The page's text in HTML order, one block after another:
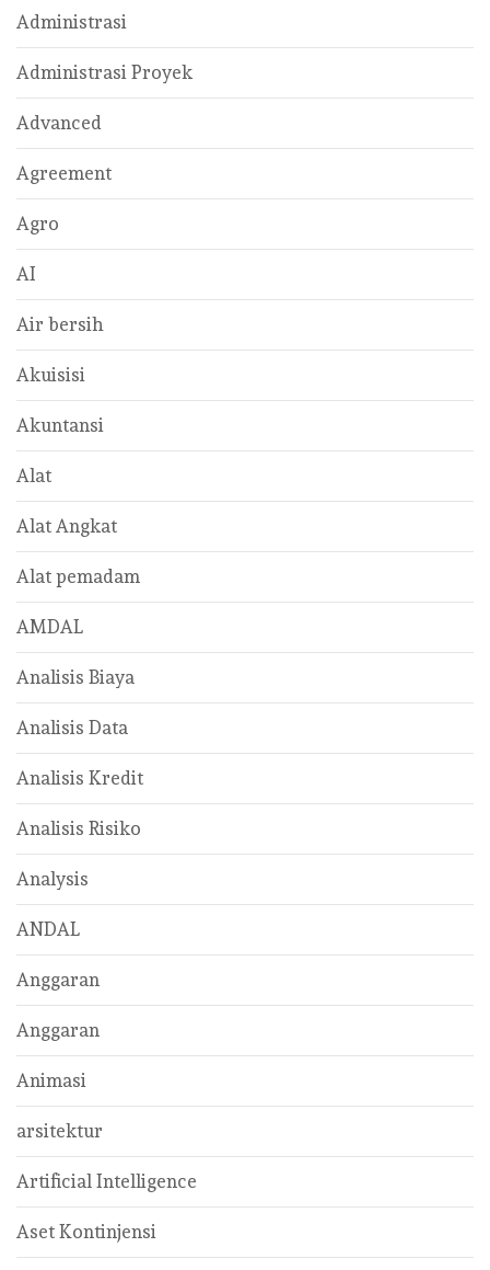
Administrasi
Administrasi Proyek
Advanced
Agreement
Agro
AI
Air bersih
Akuisisi
Akuntansi
Alat
Alat Angkat
Alat pemadam
AMDAL
Analisis Biaya
Analisis Data
Analisis Kredit
Analisis Risiko
Analysis
ANDAL
Anggaran
Anggaran
Animasi
arsitektur
Artificial Intelligence
Aset Kontinjensi